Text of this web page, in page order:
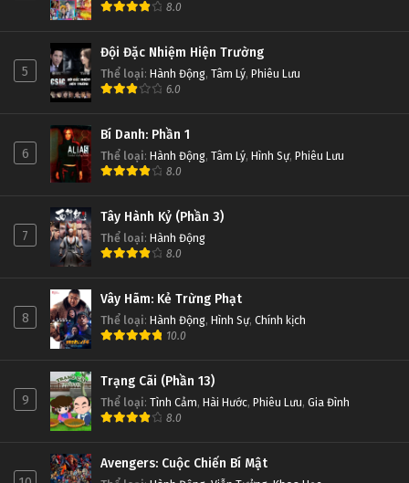
8.0
5
Đội Đặc Nhiệm Hiện Trường
Thể loại: Hành Động, Tâm Lý, Phiêu Lưu
6.0
6
Bí Danh: Phần 1
Thể loại: Hành Động, Tâm Lý, Hình Sự, Phiêu Lưu
8.0
7
Tây Hành Kỷ (Phần 3)
Thể loại: Hành Động
8.0
8
Vây Hãm: Kẻ Trừng Phạt
Thể loại: Hành Động, Hình Sự, Chính kịch
10.0
9
Trạng Cãi (Phần 13)
Thể loại: Tình Cảm, Hài Hước, Phiêu Lưu, Gia Đình
8.0
Avengers: Cuộc Chiến Bí Mật